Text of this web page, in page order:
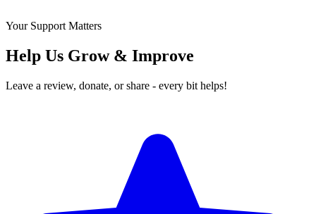
Your Support Matters
Help Us Grow & Improve
Leave a review, donate, or share - every bit helps!